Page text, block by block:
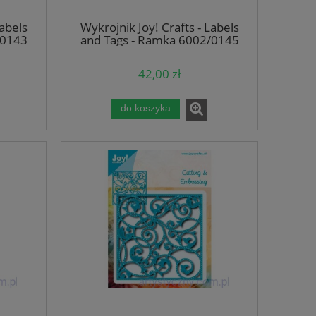
Koraliki Kulki FIMO 22mm -
Pomarańczowe w Kwiatki - 1 szt
Wykrojnik Joy! Crafts - Labels
and Tags - Ramka 6002/0145
42,00 zł
do koszyka